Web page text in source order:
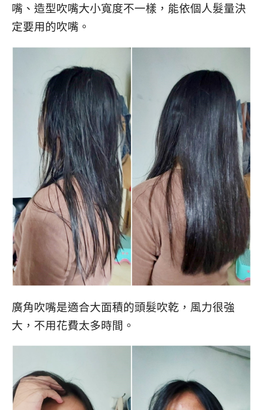
嘴、造型吹嘴大小寬度不一樣，能依個人髮量決
定要用的吹嘴。
廣角吹嘴是適合大面積的頭髮吹乾，風力很強
大，不用花費太多時間。